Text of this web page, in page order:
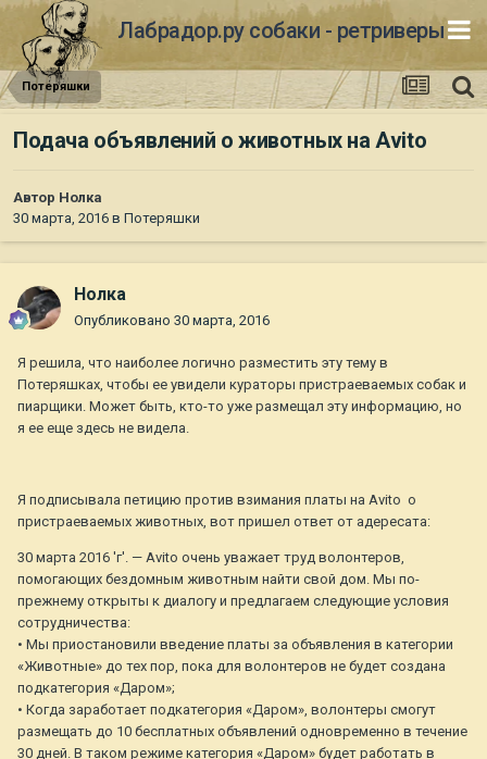
Лабрадор.ру собаки - ретриверы
Потеряшки
Подача объявлений о животных на Avito
Автор Нолка
30 марта, 2016 в Потеряшки
Нолка
Опубликовано 30 марта, 2016
Я решила, что наиболее логично разместить эту тему в
Потеряшках, чтобы ее увидели кураторы пристраеваемых собак и
пиарщики. Может быть, кто-то уже размещал эту информацию, но
я ее еще здесь не видела.
Я подписывала петицию против взимания платы на Avito о
пристраеваемых животных, вот пришел ответ от адересата:
30 марта 2016 'г'. — Avito очень уважает труд волонтеров,
помогающих бездомным животным найти свой дом. Мы по-
прежнему открыты к диалогу и предлагаем следующие условия
сотрудничества:
• Мы приостановили введение платы за объявления в категории
«Животные» до тех пор, пока для волонтеров не будет создана
подкатегория «Даром»;
• Когда заработает подкатегория «Даром», волонтеры смогут
размещать до 10 бесплатных объявлений одновременно в течение
30 дней. В таком режиме категория «Даром» будет работать в